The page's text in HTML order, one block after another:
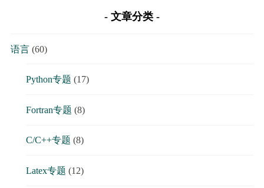
文章分类
语言(60)
Python专题 (17)
Fortran专题 (8)
C/C++专题 (8)
Latex专题 (12)